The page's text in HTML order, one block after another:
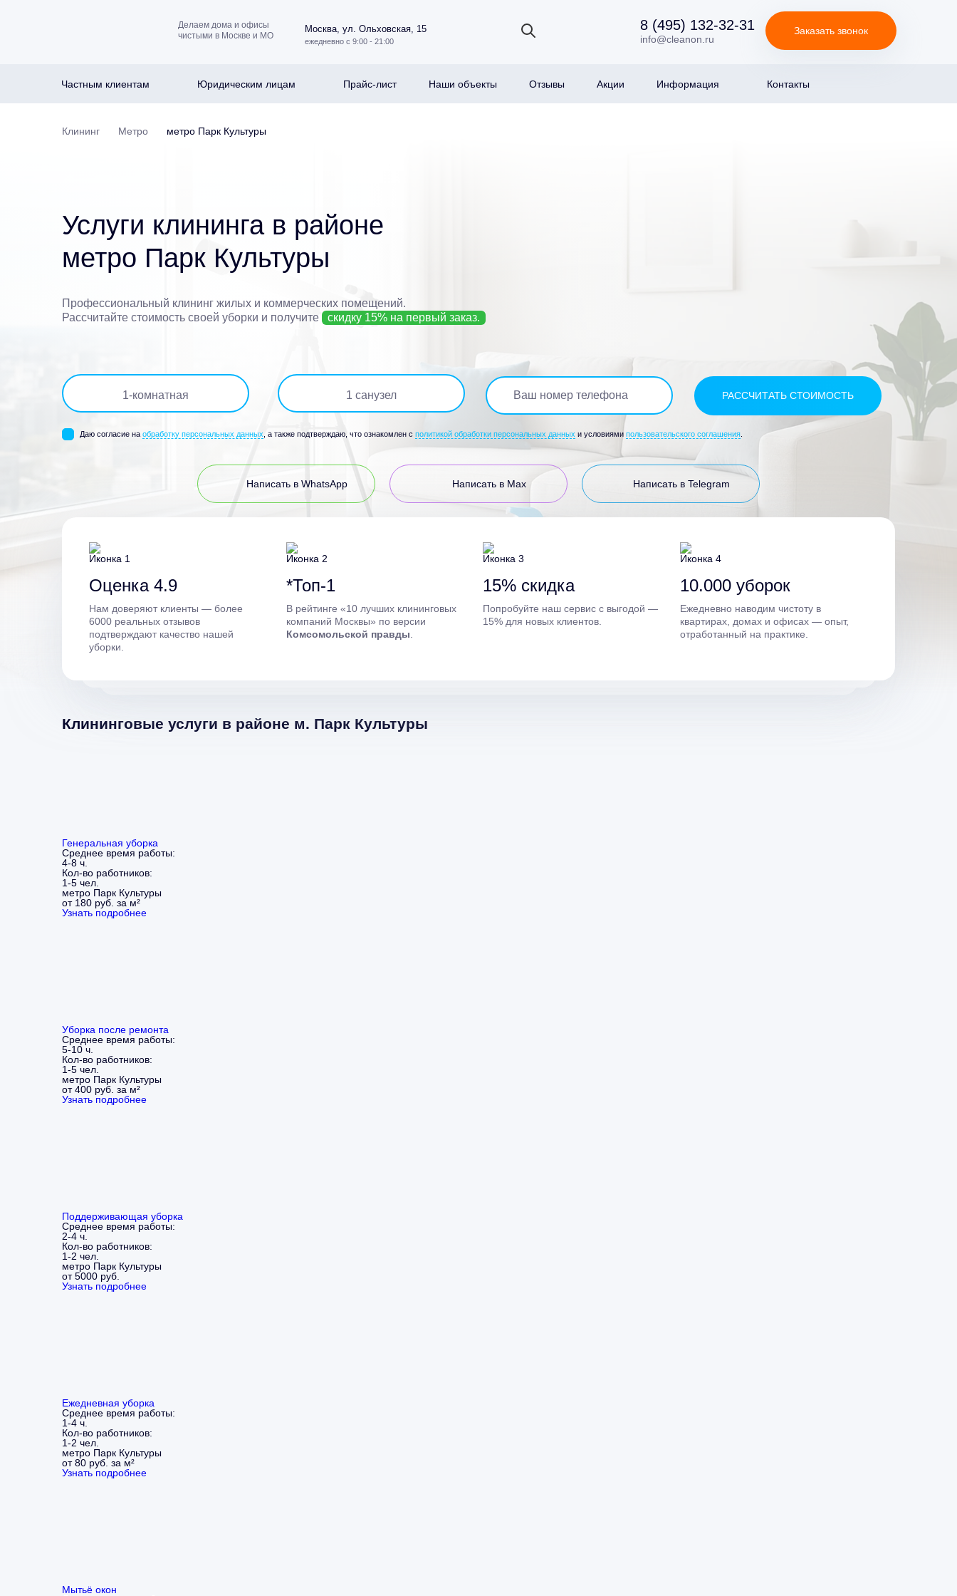
Делаем дома и офисы
чистыми в Москве и МО
Москва, ул. Ольховская, 15
ежедневно с 9:00 - 21:00
8 (495) 132-32-31
info@cleanon.ru
Заказать звонок
Частным клиентам Юридическим лицам Прайс-лист Наши объекты Отзывы Акции Информация Контакты
Клининг Метро метро Парк Культуры
Услуги клининга в районе
метро Парк Культуры
Профессиональный клининг жилых и коммерческих помещений.
Рассчитайте стоимость своей уборки и получите
скидку 15% на первый заказ.
1-комнатная 1 санузел
Даю согласие на обработку персональных данных , а также подтверждаю, что ознакомлен с политикой обработки персональных данных и условиями пользовательского соглашения
Написать в WhatsApp Написать в Max Написать в Telegram
Оценка 4.9
Нам доверяют клиенты — более
6000 реальных отзывов
подтверждают качество нашей
уборки.
*Топ-1
В рейтинге «10 лучших клининговых
компаний Москвы» по версии
Комсомольской правды
15% скидка
Попробуйте наш сервис с выгодой —
15% для новых клиентов.
10.000 уборок
Ежедневно наводим чистоту в
квартирах, домах и офисах — опыт,
отработанный на практике.
Клининговые услуги в районе м. Парк Культуры
Генеральная уборка
Среднее время работы:
4-8 ч.
Кол-во работников:
1-5 чел.
метро Парк Культуры
от 180 руб. за м²
Узнать подробнее
Уборка после ремонта
Среднее время работы:
5-10 ч.
Кол-во работников:
1-5 чел.
метро Парк Культуры
от 400 руб. за м²
Узнать подробнее
Поддерживающая уборка
Среднее время работы:
2-4 ч.
Кол-во работников:
1-2 чел.
метро Парк Культуры
от 5000 руб.
Узнать подробнее
Ежедневная уборка
Среднее время работы:
1-4 ч.
Кол-во работников:
1-2 чел.
метро Парк Культуры
от 80 руб. за м²
Узнать подробнее
Мытьё окон